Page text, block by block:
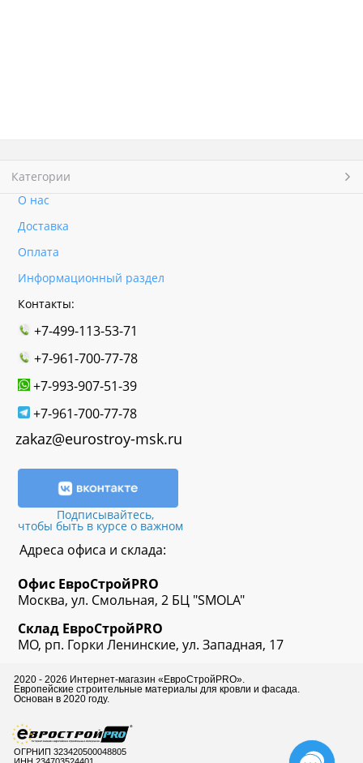
Категории
О нас
Доставка
Оплата
Информационный раздел
Контакты:
+7-499-113-53-71
+7-961-700-77-78
+7-993-907-51-39
+7-961-700-77-78
zakaz@eurostroy-msk.ru
Подписывайтесь,
чтобы быть в курсе о важном
Адреса офиса и склада:
Офис ЕвроСтройPRO
Москва, ул. Смольная, 2 БЦ "SMOLA"
Склад ЕвроСтройPRO
МО, рп. Горки Ленинские, ул. Западная, 17
2020 - 2026 Интернет-магазин «ЕвроСтройPRO».
Европейские строительные материалы для кровли и фасада.
Основан в 2020 году.
ОГРНИП 323420500048805